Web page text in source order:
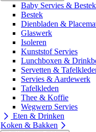
Baby Servies & Bestek
Bestek
Dienbladen &
Glaswerk
Isoleren
Kunststof Servies
Lunchboxen &
Servetten &
Servies & Aardewerk
Tafelkleden
Thee & Koffie
Wegwerp Servies
Eten & Drinken
Koken & Bakken